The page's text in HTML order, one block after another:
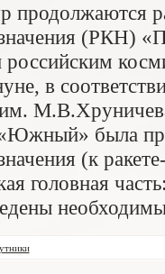
продолжаются
(РКН)
в
была
(к
головная